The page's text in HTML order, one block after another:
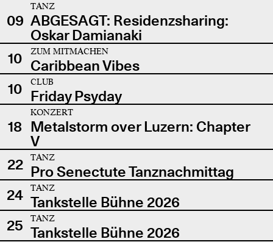
09
TANZ
ABGESAGT: Residenzsharing:
Oskar Damianaki
10
ZUM MITMACHEN
Caribbean Vibes
10
CLUB
Friday Psyday
18
KONZERT
Metalstorm over Luzern: Chapter
V
22
TANZ
Pro Senectute Tanznachmittag
24
TANZ
Tankstelle Bühne 2026
25
TANZ
Tankstelle Bühne 2026